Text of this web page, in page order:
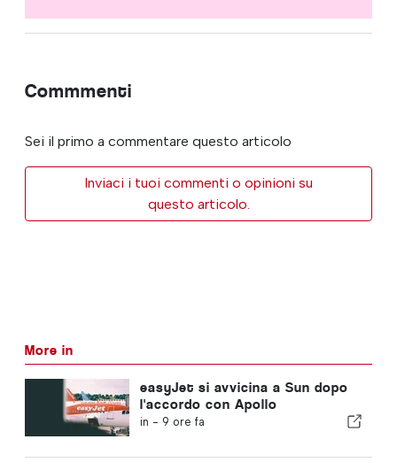
Commmenti
Sei il primo a commentare questo articolo
Inviaci i tuoi commenti o opinioni su
questo articolo.
More in
easyJet si avvicina a Sun dopo
l'accordo con Apollo
in - 9 ore fa